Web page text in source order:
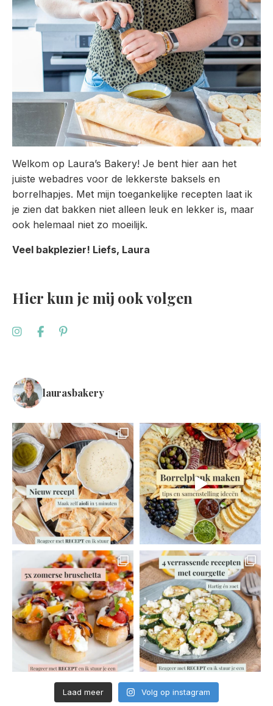
Welkom op Laura’s Bakery! Je bent hier aan het
juiste webadres voor de lekkerste baksels en
borrelhapjes. Met mijn toegankelijke recepten laat ik
je zien dat bakken niet alleen leuk en lekker is, maar
ook helemaal niet zo moeilijk.
Veel bakplezier! Liefs, Laura
Hier kun je mij ook volgen
laurasbakery
Laad meer Volg op instagram